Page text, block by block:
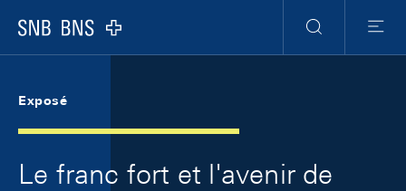
Logo
RechercheMenu
Exposé
Le franc fort et l'avenir de